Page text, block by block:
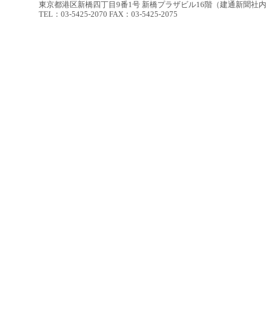
東京都港区新橋四丁目9番1号 新橋プラザビル16階（建通新聞社
TEL：03-5425-2070 FAX：03-5425-2075